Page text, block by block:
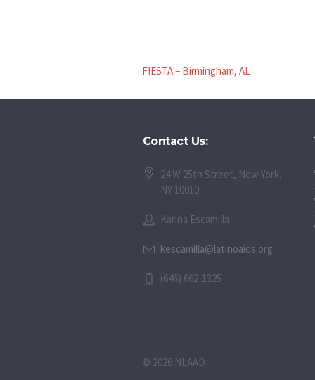
FIESTA – Birmingham, AL
Contact Us:
24 W 25th Street, New York,
NY 10010
Karina Escamilla
kescamilla@latinoaids.org
(646) 662-1325
© 2026 NLAAD